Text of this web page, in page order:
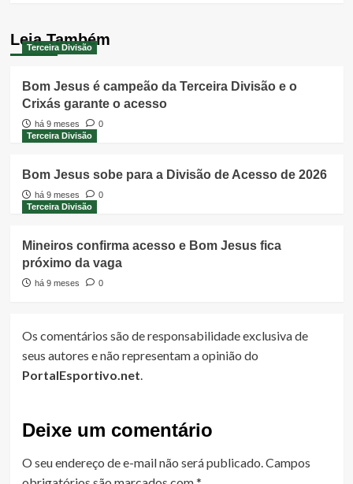
Leia Também
Terceira Divisão
Bom Jesus é campeão da Terceira Divisão e o
Crixás garante o acesso
há 9 meses
0
Terceira Divisão
Bom Jesus sobe para a Divisão de Acesso de 2026
há 9 meses
0
Terceira Divisão
Mineiros confirma acesso e Bom Jesus fica
próximo da vaga
há 9 meses 0
Os comentários são de responsabilidade exclusiva de
seus autores e não representam a opinião do
PortalEsportivo.net.
Deixe um comentário
O seu endereço de e-mail não será publicado.Campos